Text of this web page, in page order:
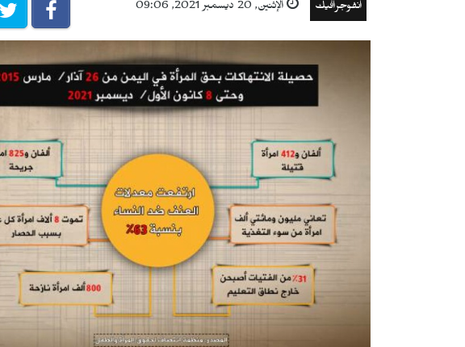
انفوجرافيك الإثنين, 20 ديسمبر 2021, 09:06